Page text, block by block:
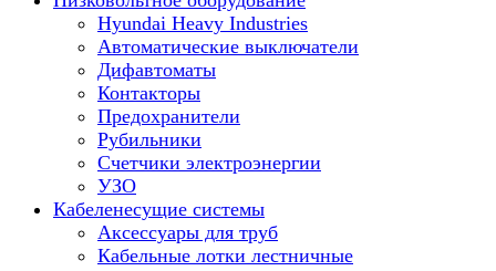
Hyundai Heavy Industries
Автоматические выключатели
Дифавтоматы
Контакторы
Предохранители
Рубильники
Счетчики электроэнергии
УЗО
Кабеленесущие системы
Аксессуары для труб
Кабельные лотки лестничные